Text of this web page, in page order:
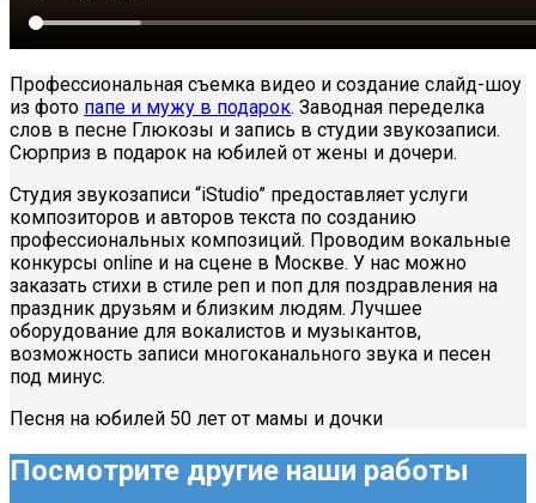
Профессиональная съемка видео и создание слайд-шоу
из фото папе и мужу в подарок. Заводная переделка
слов в песне Глюкозы и запись в студии звукозаписи.
Сюрприз в подарок на юбилей от жены и дочери.
Студия звукозаписи “iStudio” предоставляет услуги
композиторов и авторов текста по созданию
профессиональных композиций. Проводим вокальные
конкурсы online и на сцене в Москве. У нас можно
заказать стихи в стиле реп и поп для поздравления на
праздник друзьям и близким людям. Лучшее
оборудование для вокалистов и музыкантов,
возможность записи многоканального звука и песен
под минус.
Песня на юбилей 50 лет от мамы и дочки
Посмотрите другие наши работы